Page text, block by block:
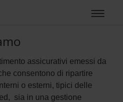
assicurativi emessi da
consentono di ripartire
o esterni, tipici delle
sia in una gestione